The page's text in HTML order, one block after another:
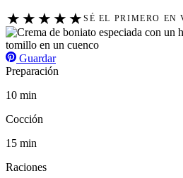
★ ★ ★ ★ ★ SÉ EL PRIMERO EN
Guardar
Preparación
10 min
Cocción
15 min
Raciones